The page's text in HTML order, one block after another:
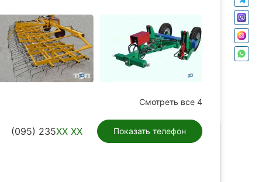
Смотреть все 4
(095) 235XX XX Показать телефон